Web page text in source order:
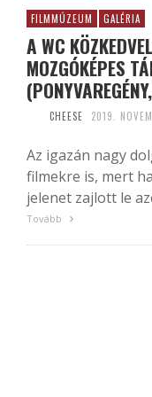
FILMMÚZEUM GALÉRIA
A WC
MOZGÓKÉPES
CHEESE 2019.
Az igazán nagy
filmekre is, mert
jelenet zajlott le
Tovább